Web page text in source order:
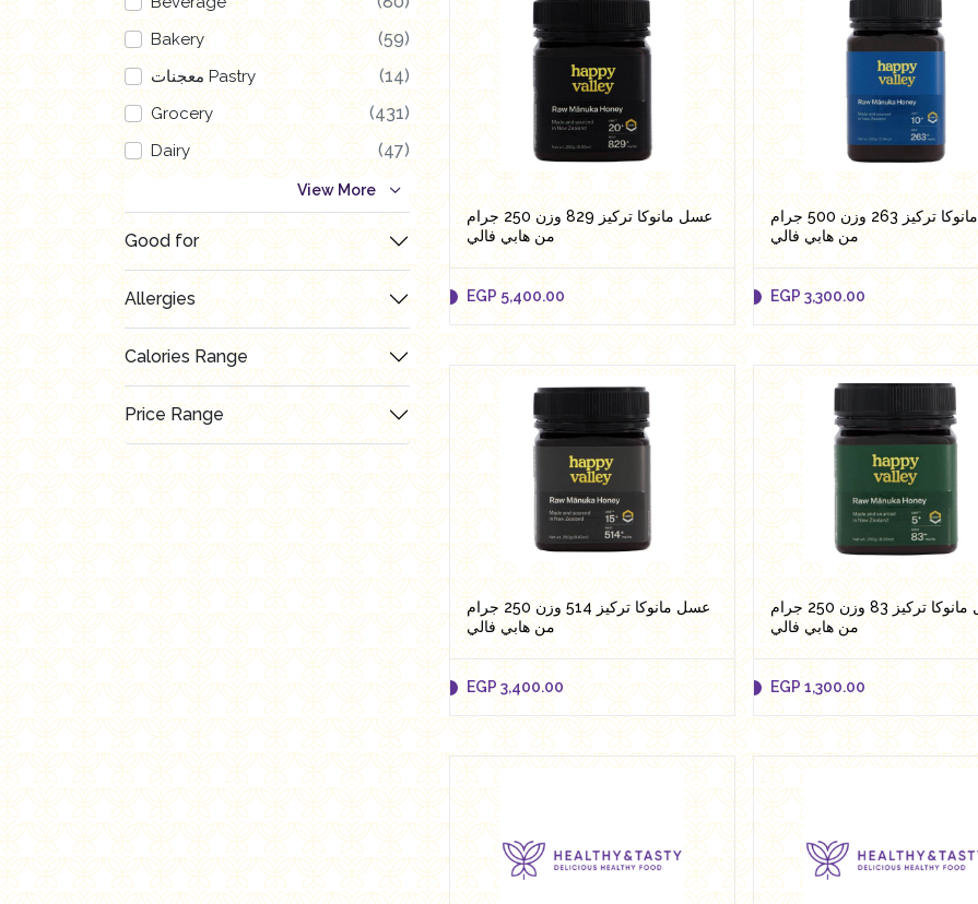
Bakery (59)
معجنات Pastry (14)
Grocery (431)
Dairy (47)
Nutritional Energy Bars (123)
Poultry (56)
العروض Offers (1)
Butchry (120)
رايس كيك Rice cake (10)
View More
Good for
Allergies
Calories Range
Price Range
عسل مانوكا تركيز 829 وزن 250 جرام
من هابي فالي
EGP 5,400.00
EGP
Add to cart
عسل مانوكا تركيز 263 وزن 500 جرام
من هابي فالي
EGP 3,300.00
EGP 3,300.00
Add to cart
عسل مانوكا تركيز 514 وزن 250 جرام
من هابي فالي
EGP 3,400.00
EGP 3,400.00
عسل مانوكا تركيز 83 وزن 250 جرام
من هابي فالي
EGP 1,300.00
EGP 1,300.00